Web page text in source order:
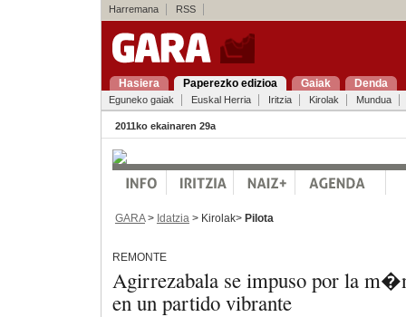
Harremana RSS
Hasiera Paperezko edizioa Gaiak Denda
Eguneko gaiak Euskal Herria Iritzia Kirolak Mundua
2011ko ekainaren 29a
GARA> Idatzia > Kirolak> Pilota
REMONTE
Agirrezabala se impuso por la
en un partido vibrante